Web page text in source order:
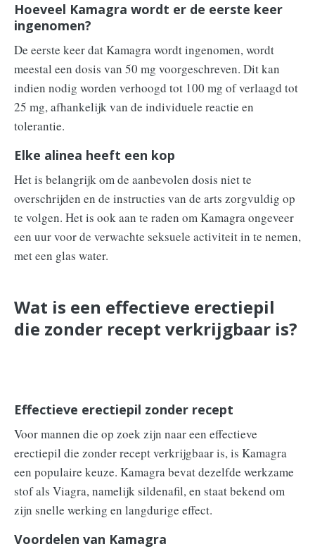
Hoeveel Kamagra wordt er de eerste keer
ingenomen?
De eerste keer dat Kamagra wordt ingenomen, wordt
meestal een dosis van 50 mg voorgeschreven. Dit kan
indien nodig worden verhoogd tot 100 mg of verlaagd tot
25 mg, afhankelijk van de individuele reactie en
tolerantie.
Elke alinea heeft een kop
Het is belangrijk om de aanbevolen dosis niet te
overschrijden en de instructies van de arts zorgvuldig op
te volgen. Het is ook aan te raden om Kamagra ongeveer
een uur voor de verwachte seksuele activiteit in te nemen,
met een glas water.
Wat is een effectieve erectiepil
die zonder recept verkrijgbaar is?
Effectieve erectiepil zonder recept
Voor mannen die op zoek zijn naar een effectieve
erectiepil die zonder recept verkrijgbaar is, is Kamagra
een populaire keuze. Kamagra bevat dezelfde werkzame
stof als Viagra, namelijk sildenafil, en staat bekend om
zijn snelle werking en langdurige effect.
Voordelen van Kamagra